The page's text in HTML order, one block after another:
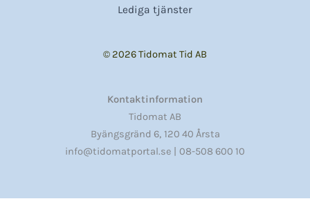
Lediga tjänster
© 2026 Tidomat Tid AB
Kontaktinformation
Tidomat AB
Byängsgränd 6, 120 40 Årsta
info@tidomatportal.se |
08-508 600 10